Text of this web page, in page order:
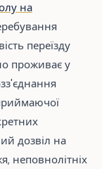
на
переїзду
проживає у
дозвіл на
неповнолітніх